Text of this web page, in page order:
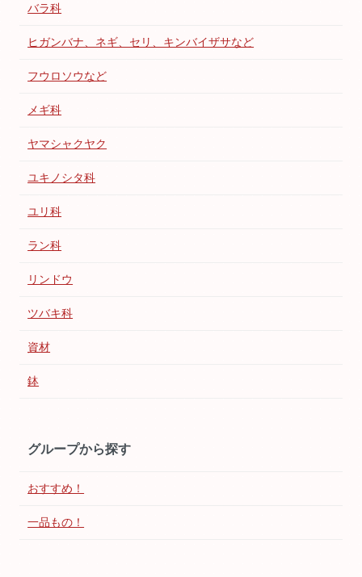
バラ科
ヒガンバナ、ネギ、セリ、キンバイザサなど
フウロソウなど
メギ科
ヤマシャクヤク
ユキノシタ科
ユリ科
ラン科
リンドウ
ツバキ科
資材
鉢
グループから探す
おすすめ！
一品もの！